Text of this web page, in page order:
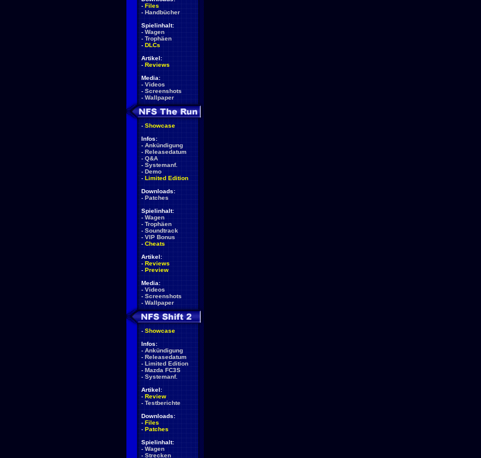
- Files
- Handbücher
Spielinhalt:
- Wagen
- Trophäen
- DLCs
Artikel:
- Reviews
Media:
- Videos
- Screenshots
- Wallpaper
- Showcase
Infos:
- Ankündigung
- Releasedatum
- Q&A
- Systemanf.
- Demo
- Limited Edition
Downloads:
- Patches
Spielinhalt:
- Wagen
- Trophäen
- Soundtrack
- VIP Bonus
- Cheats
Artikel:
- Reviews
- Preview
Media:
- Videos
- Screenshots
- Wallpaper
- Showcase
Infos:
- Ankündigung
- Releasedatum
- Limited Edition
- Mazda FC3S
- Systemanf.
Artikel:
- Review
- Testberichte
Downloads:
- Files
- Patches
Spielinhalt:
- Wagen
- Strecken